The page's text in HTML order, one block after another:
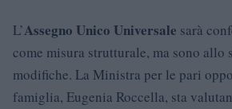
L’Assegno Unico Universale sarà
come misura strutturale, ma sono allo
modifiche. La Ministra per le pari
famiglia, Eugenia Roccella, sta